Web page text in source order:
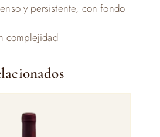
y persistente, con fondo
complejidad